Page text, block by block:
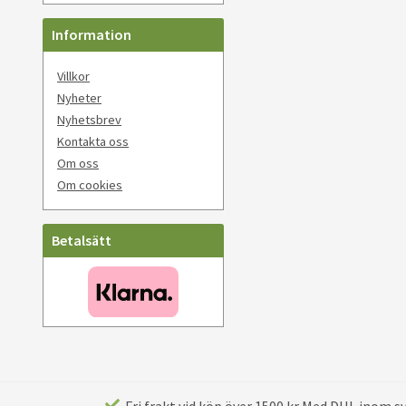
Information
Villkor
Nyheter
Nyhetsbrev
Kontakta oss
Om oss
Om cookies
Betalsätt